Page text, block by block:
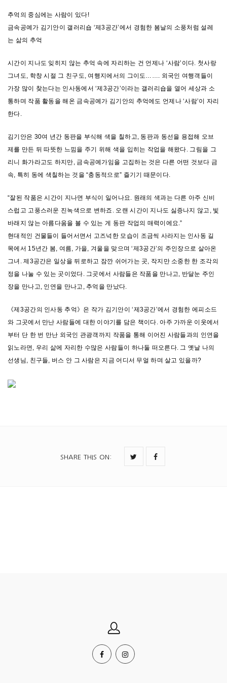
추억의 중심에는 사람이 있다!
금속공예가 김기안이 갤러리숍 ‘제3공간’에서 경험한 봄날의 소풍처럼 설레
는 삶의 추억
시간이 지나도 잊히지 않는 추억 속에 자리하는 건 언제나 ‘사람’이다. 첫사랑
그녀도, 학창 시절 그 친구도, 여행지에서의 그이도……. 외국인 여행객들이
가장 많이 찾는다는 인사동에서 ‘제3공간’이라는 갤러리숍을 열어 세상과 소
통하며 작품 활동을 해온 금속공예가 김기안의 추억에도 언제나 ‘사람’이 자리
한다.
김기안은 30여 년간 동판을 부식해 색을 칠하고, 동판과 동선을 용접해 오브
제를 만든 뒤 따뜻한 느낌을 주기 위해 색을 입히는 작업을 해왔다. 그림을 그
리니 화가라고도 하지만, 금속공예가임을 고집하는 것은 다른 어떤 것보다 금
속, 특히 동에 색칠하는 것을 “충동적으로” 즐기기 때문이다.
“잘된 작품은 시간이 지나면 부식이 일어나요. 원래의 색과는 다른 아주 신비
스럽고 고풍스러운 진녹색으로 변하죠. 오랜 시간이 지나도 싫증나지 않고, 빛
바래지 않는 아름다움을 볼 수 있는 게 동판 작업의 매력이에요.”
현대적인 건물들이 들어서면서 고즈넉한 모습이 조금씩 사라지는 인사동 길
목에서 15년간 봄, 여름, 가을, 겨울을 맞으며 ‘제3공간’의 주인장으로 살아온
그녀. 제3공간은 일상을 뒤로하고 잠깐 쉬어가는 곳, 작지만 소중한 한 조각의
정을 나눌 수 있는 곳이었다. 그곳에서 사람들은 작품을 만나고, 반달눈 주인
장을 만나고, 인연을 만나고, 추억을 만났다.
《제3공간의 인사동 추억》은 작가 김기안이 ‘제3공간’에서 경험한 에피소드
와 그곳에서 만난 사람들에 대한 이야기를 담은 책이다. 아주 가까운 이웃에서
부터 단 한 번 만난 외국인 관광객까지 작품을 통해 이어진 사람들과의 인연을
읽노라면, 우리 삶에 자리한 수많은 사람들이 하나둘 떠오른다. 그 옛날 나의
선생님, 친구들, 버스 안 그 사람은 지금 어디서 무얼 하며 살고 있을까?
SHARE THIS ON :